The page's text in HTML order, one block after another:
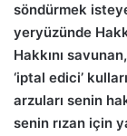
söndürmek
yeryüzünde
Hakkını
‘iptal edici’
arzuları senin
senin rızan için